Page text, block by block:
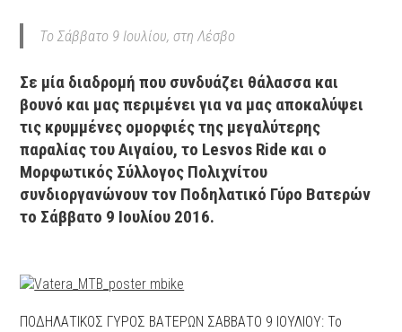
Το Σάββατο 9 Ιουλίου, στη Λέσβο
Σε μία διαδρομή που συνδυάζει θάλασσα και
βουνό και μας περιμένει για να μας αποκαλύψει
τις κρυμμένες ομορφιές της μεγαλύτερης
παραλίας του Αιγαίου, το Lesvos Ride και ο
Μορφωτικός Σύλλογος Πολιχνίτου
συνδιοργανώνουν τον Ποδηλατικό Γύρο Βατερών
το Σάββατο 9 Ιουλίου 2016.
ΠΟΔΗΛΑΤΙΚΟΣ ΓΥΡΟΣ ΒΑΤΕΡΩΝ ΣΑΒΒΑΤΟ 9 ΙΟΥΛΙΟΥ: Το